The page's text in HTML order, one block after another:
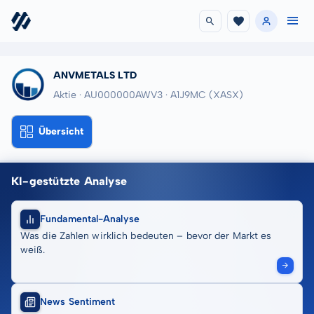
ANVMETALS LTD
Aktie · AU000000AWV3 · A1J9MC (XASX)
Übersicht
KI-gestützte Analyse
Fundamental-Analyse
Was die Zahlen wirklich bedeuten – bevor der Markt es
weiß.
News Sentiment